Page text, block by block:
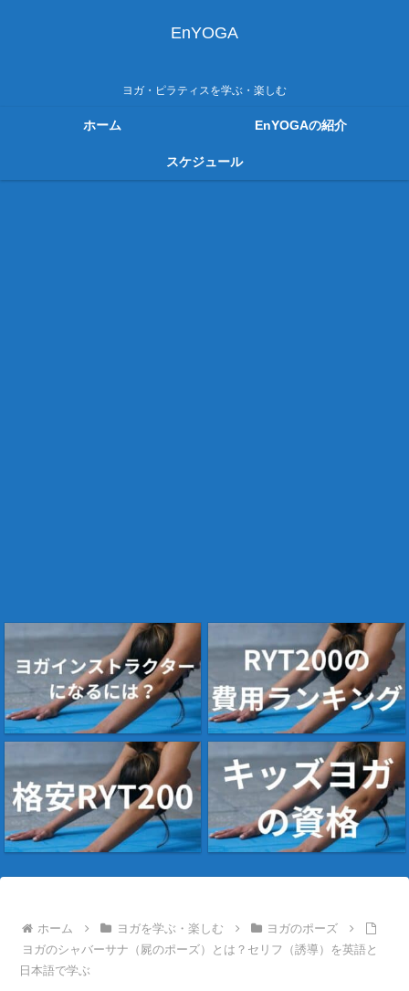
EnYOGA
ヨガ・ピラティスを学ぶ・楽しむ
ホーム EnYOGAの紹介
スケジュール
ホーム ヨガを学ぶ・楽しむ
ヨガのポーズ
ヨガのシャバーサナ（屍のポーズ）とは？セリフ（誘導）を英語と
日本語で学ぶ